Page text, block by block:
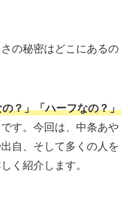
の秘密はどこにあるの
？」「ハーフなの？」
す。今回は、中条あや
自、そして多くの人を
く紹介します。